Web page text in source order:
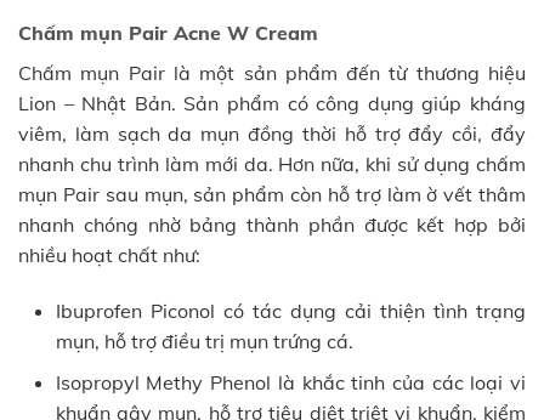
Chấm mụn Pair Acne W Cream
Chấm mụn Pair là một sản phẩm đến từ thương hiệu
Lion – Nhật Bản. Sản phẩm có công dụng giúp kháng
viêm, làm sạch da mụn đồng thời hỗ trợ đẩy cồi, đẩy
nhanh chu trình làm mới da. Hơn nữa, khi sử dụng chấm
mụn Pair sau mụn, sản phẩm còn hỗ trợ làm ờ vết thâm
nhanh chóng nhờ bảng thành phần được kết hợp bởi
nhiều hoạt chất như:
Ibuprofen Piconol có tác dụng cải thiện tình trạng
mụn, hỗ trợ điều trị mụn trứng cá.
Isopropyl Methy Phenol là khắc tinh của các loại vi
khuẩn gây mụn, hỗ trợ tiêu diệt triệt vi khuẩn, kiểm